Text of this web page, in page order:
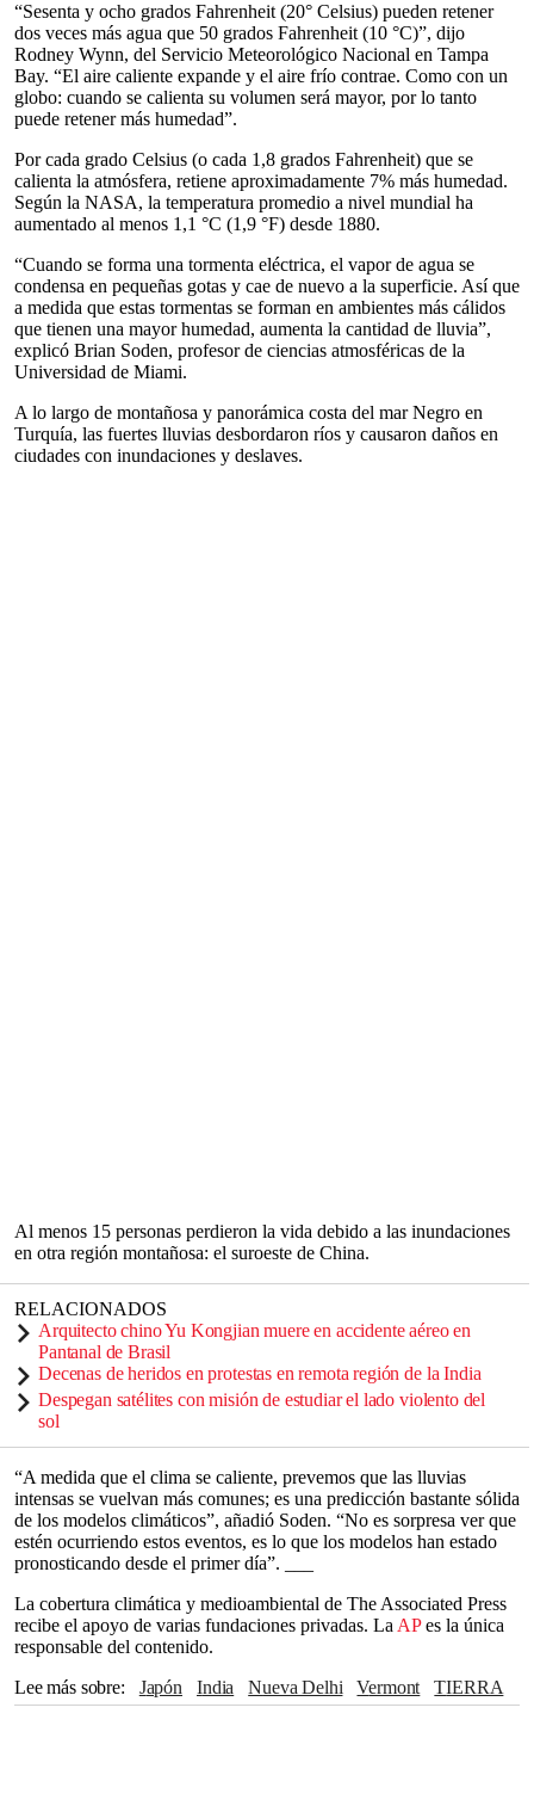
“Sesenta y ocho grados Fahrenheit (20° Celsius) pueden retener
dos veces más agua que 50 grados Fahrenheit (10 °C)”, dijo
Rodney Wynn, del Servicio Meteorológico Nacional en Tampa
Bay. “El aire caliente expande y el aire frío contrae. Como con un
globo: cuando se calienta su volumen será mayor, por lo tanto
puede retener más humedad”.
Por cada grado Celsius (o cada 1,8 grados Fahrenheit) que se
calienta la atmósfera, retiene aproximadamente 7% más humedad.
Según la NASA, la temperatura promedio a nivel mundial ha
aumentado al menos 1,1 °C (1,9 °F) desde 1880.
“Cuando se forma una tormenta eléctrica, el vapor de agua se
condensa en pequeñas gotas y cae de nuevo a la superficie. Así que
a medida que estas tormentas se forman en ambientes más cálidos
que tienen una mayor humedad, aumenta la cantidad de lluvia”,
explicó Brian Soden, profesor de ciencias atmosféricas de la
Universidad de Miami.
A lo largo de montañosa y panorámica costa del mar Negro en
Turquía, las fuertes lluvias desbordaron ríos y causaron daños en
ciudades con inundaciones y deslaves.
Al menos 15 personas perdieron la vida debido a las inundaciones
en otra región montañosa: el suroeste de China.
RELACIONADOS
Arquitecto chino Yu Kongjian muere en accidente aéreo en
Pantanal de Brasil
Decenas de heridos en protestas en remota región de la India
Despegan satélites con misión de estudiar el lado violento del
sol
“A medida que el clima se caliente, prevemos que las lluvias
intensas se vuelvan más comunes; es una predicción bastante sólida
de los modelos climáticos”, añadió Soden. “No es sorpresa ver que
estén ocurriendo estos eventos, es lo que los modelos han estado
pronosticando desde el primer día”. ___
La cobertura climática y medioambiental de The Associated Press
recibe el apoyo de varias fundaciones privadas. La APes la única
responsable del contenido.
Lee más sobre
Japón India Nueva Delhi Vermont
TIERRA